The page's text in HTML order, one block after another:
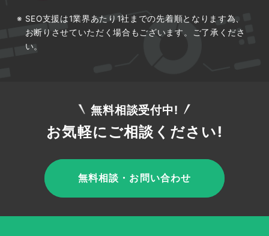
SEO支援は1業界あたり1社までの先着順となります為、
お断りさせていただく場合もございます。ご了承くださ
い。
無料相談受付中!
お気軽にご相談ください!
無料相談・お問い合わせ